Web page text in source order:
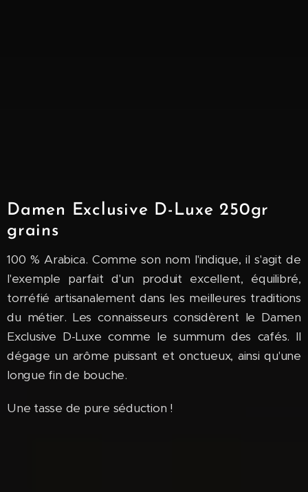
Damen Exclusive D-Luxe 250gr
grains
100 % Arabica. Comme son nom l'indique, il s'agit de
l'exemple parfait d'un produit excellent, équilibré,
torréfié artisanalement dans les meilleures traditions
du métier. Les connaisseurs considèrent le Damen
Exclusive D-Luxe comme le summum des cafés. Il
dégage un arôme puissant et onctueux, ainsi qu'une
longue fin de bouche.
Une tasse de pure séduction !